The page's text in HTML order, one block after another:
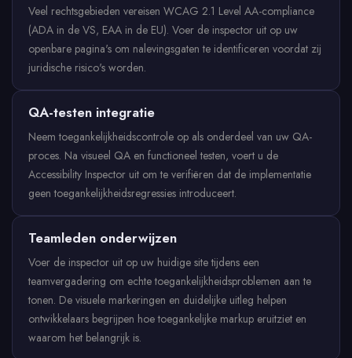
Veel rechtsgebieden vereisen WCAG 2.1 Level AA-compliance
(ADA in de VS, EAA in de EU). Voer de inspector uit op uw
openbare pagina's om nalevingsgaten te identificeren voordat zij
juridische risico's worden.
QA-testen integratie
Neem toegankelijkheidscontrole op als onderdeel van uw QA-
proces. Na visueel QA en functioneel testen, voert u de
Accessibility Inspector uit om te verifiëren dat de implementatie
geen toegankelijkheidsregressies introduceert.
Teamleden onderwijzen
Voer de inspector uit op uw huidige site tijdens een
teamvergadering om echte toegankelijkheidsproblemen aan te
tonen. De visuele markeringen en duidelijke uitleg helpen
ontwikkelaars begrijpen hoe toegankelijke markup eruitziet en
waarom het belangrijk is.